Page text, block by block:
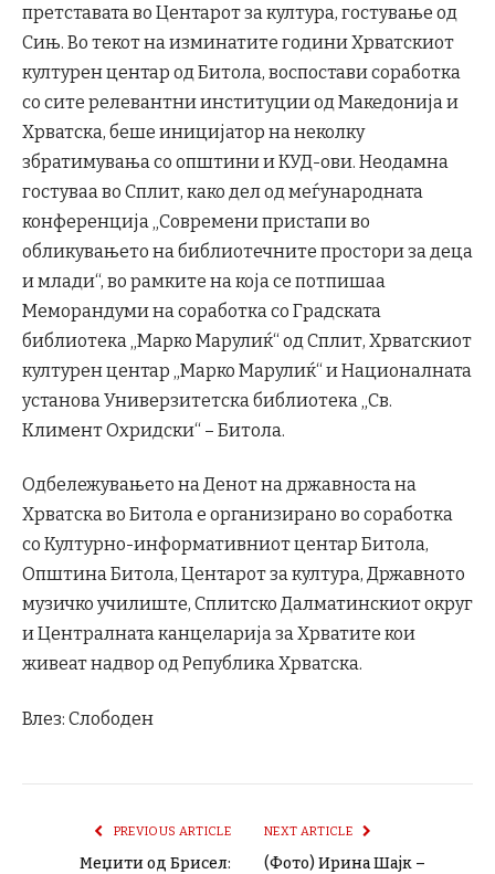
претставата во Центарот за култура, гостување од
Сињ. Во текот на изминатите години Хрватскиот
културен центар од Битола, воспостави соработка
со сите релевантни институции од Македонија и
Хрватска, беше иницијатор на неколку
збратимувања со општини и КУД-ови. Неодамна
гостуваа во Сплит, како дел од меѓународната
конференција „Современи пристапи во
обликувањето на библиотечните простори за деца
и млади“, во рамките на која се потпишаа
Меморандуми на соработка со Градската
библиотека „Марко Марулиќ“ од Сплит, Хрватскиот
културен центар „Марко Марулиќ“ и Националната
установа Универзитетска библиотека „Св.
Климент Охридски“ – Битола.
Одбележувањето на Денот на државноста на
Хрватска во Битола е организирано во соработка
со Културно-информативниот центар Битола,
Општина Битола, Центарот за култура, Државното
музичко училиште, Сплитско Далматинскиот округ
и Централната канцеларија за Хрватите кои
живеат надвор од Република Хрватска.
Влез: Слободен
PREVIOUS ARTICLE
Меџити од Брисел:
NEXT ARTICLE
(Фото) Ирина Шајк –